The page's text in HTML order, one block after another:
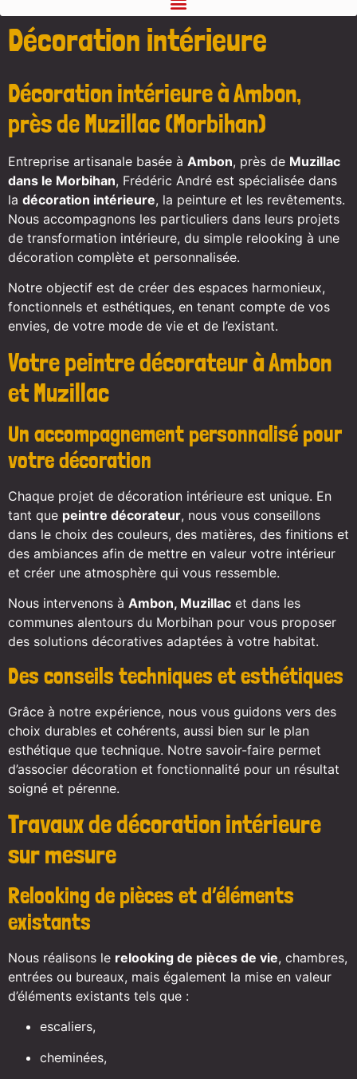
Décoration intérieure
Décoration intérieure à Ambon,
près de Muzillac (Morbihan)
Entreprise artisanale basée à Ambon, près de Muzillac
dans le Morbihan, Frédéric André est spécialisée dans
la décoration intérieure, la peinture et les revêtements.
Nous accompagnons les particuliers dans leurs projets
de transformation intérieure, du simple relooking à une
décoration complète et personnalisée.
Notre objectif est de créer des espaces harmonieux,
fonctionnels et esthétiques, en tenant compte de vos
envies, de votre mode de vie et de l’existant.
Votre peintre décorateur à Ambon
et Muzillac
Un accompagnement personnalisé pour
votre décoration
Chaque projet de décoration intérieure est unique. En
tant que peintre décorateur, nous vous conseillons
dans le choix des couleurs, des matières, des finitions et
des ambiances afin de mettre en valeur votre intérieur
et créer une atmosphère qui vous ressemble.
Nous intervenons à Ambon, Muzillac et dans les
communes alentours du Morbihan pour vous proposer
des solutions décoratives adaptées à votre habitat.
Des conseils techniques et esthétiques
Grâce à notre expérience, nous vous guidons vers des
choix durables et cohérents, aussi bien sur le plan
esthétique que technique. Notre savoir-faire permet
d’associer décoration et fonctionnalité pour un résultat
soigné et pérenne.
Travaux de décoration intérieure
sur mesure
Relooking de pièces et d’éléments
existants
Nous réalisons le relooking de pièces de vie, chambres,
entrées ou bureaux, mais également la mise en valeur
d’éléments existants tels que :
escaliers,
cheminées,